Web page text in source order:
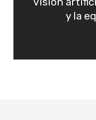
y la